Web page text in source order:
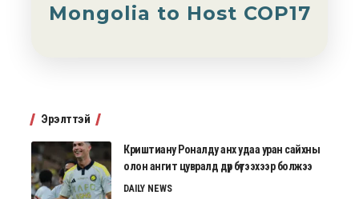
Mongolia to Host COP17
Эрэлттэй
Криштиану Роналду анх удаа уран сайхны
олон ангит цувралд дүр бүтээхээр болжээ
DAILY NEWS